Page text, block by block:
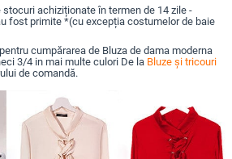
achiziționate în termen de 14 zile -
fost primite *(cu excepția costumelor de baie
cumpărarea de Bluza de dama moderna
3/4 in mai multe culori De la Bluze și tricouri
de comandă.